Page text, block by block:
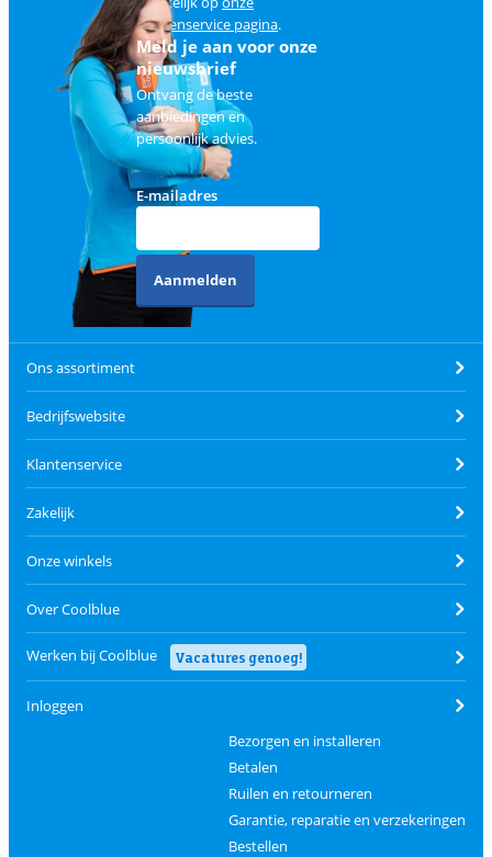
klantenservice pagina.
Meld je aan voor onze
nieuwsbrief
Ontvang de beste
aanbiedingen en
persoonlijk advies.
E-mailadres
Aanmelden
Ons assortiment
Bedrijfswebsite
Klantenservice
Zakelijk
Onze winkels
Over Coolblue
Werken bij Coolblue Vacatures genoeg!
Inloggen
Bezorgen en installeren
Betalen
Ruilen en retourneren
Garantie, reparatie en verzekeringen
Bestellen